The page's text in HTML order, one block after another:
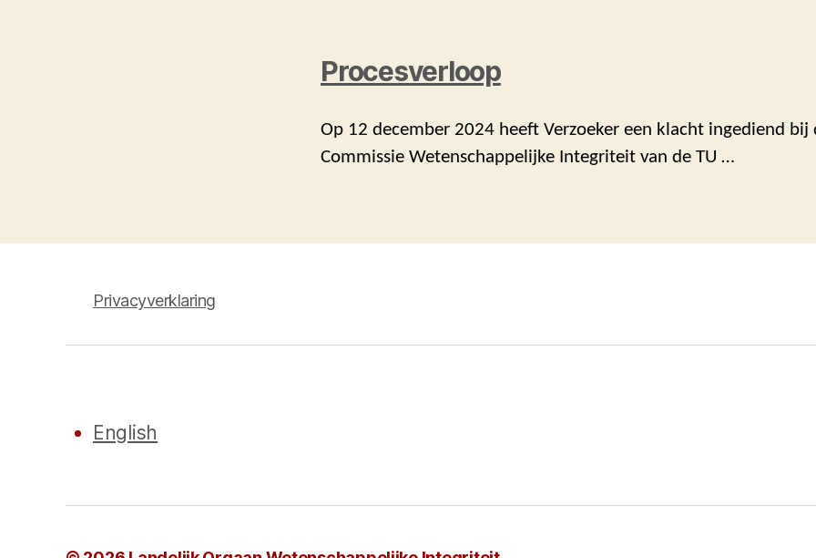
Procesverloop
Op 12 december 2024 heeft Verzoeker een klacht ingediend bij
Commissie Wetenschappelijke Integriteit van de TU …
Privacyverklaring
English